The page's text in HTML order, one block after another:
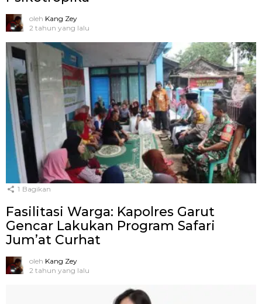
oleh Kang Zey
2 tahun yang lalu
1 Bagikan
Fasilitasi Warga: Kapolres Garut
Gencar Lakukan Program Safari
Jum’at Curhat
oleh Kang Zey
2 tahun yang lalu